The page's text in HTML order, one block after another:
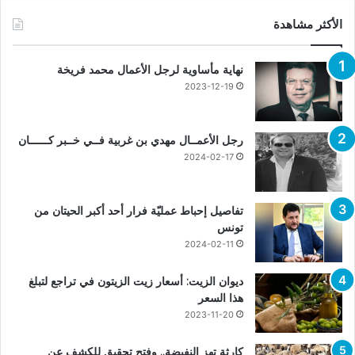
الأكثر مشاهدة
نهاية مأساوية لرجل الأعمال محمد فريخة
2023-12-19
رجل الأعمــال مهدي بن غربية فــي خــبر كــــــان
2024-02-17
تفاصيل إحباط عمليّة فرار أحد أكبر الحيتان من
تونس
2024-02-11
ديوان الزيت: أسعار زيت الزيتون في تراجع لتبلغ
هذا السعر
2023-11-20